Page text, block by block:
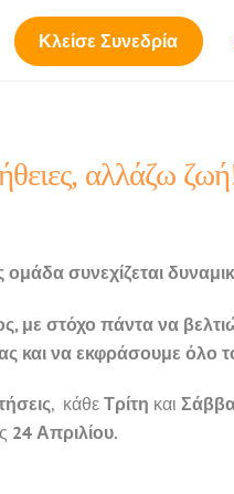
Κλείσε Συνεδρία
αλλάζω
συνεχίζεται
με στόχο πάντα να
και να εκφράσουμε όλο
, κάθεΤρίτη και
24 Απριλίου.